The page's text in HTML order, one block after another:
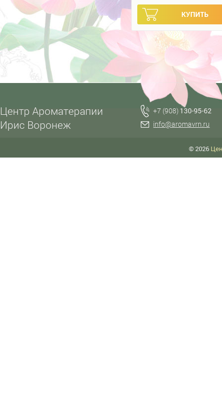
Центр Ароматерапии
Ирис Воронеж
+7 (908) 130-95-62
info@aromavrn.ru
© 2026